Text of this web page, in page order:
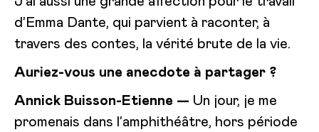
d’Emma Dante, qui parvient à raconter, à
travers des contes, la vérité brute de la vie.
Auriez-vous une anecdote à partager ?
Annick Buisson-Etienne — Un jour, je me
promenais dans l’amphithéâtre, hors période